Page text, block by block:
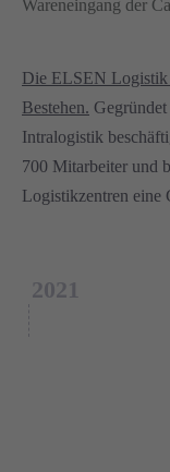
Die ELSEN Logistik
Bestehen.
Intralogistik
700 Mitarbeiter und
Logistikzentren eine
2021